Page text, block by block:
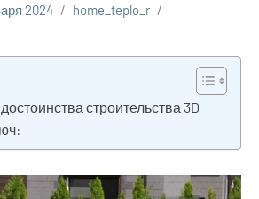
2024
home_teplo_r
строительства 3D